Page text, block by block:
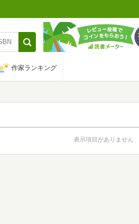
作家ランキング
表示項目がありません